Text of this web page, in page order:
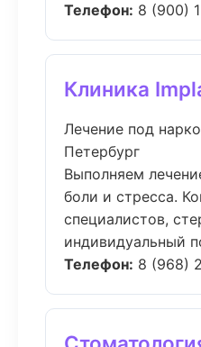
Телефон: 8 (900)
Клиника
Лечение под
Петербург
Выполняем
боли и стресса.
специалистов,
индивидуальный
Телефон: 8 (968)